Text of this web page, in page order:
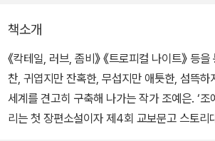
책소개
《칵테일, 러브, 좀비》 《트로피컬 나이트》 등
찬, 귀엽지만 잔혹한, 무섭지만 애틋한, 섬뜩하
세계를 견고히 구축해 나가는 작가 조예은. ‘조
리는 첫 장편소설이자 제4회 교보문고 스토리